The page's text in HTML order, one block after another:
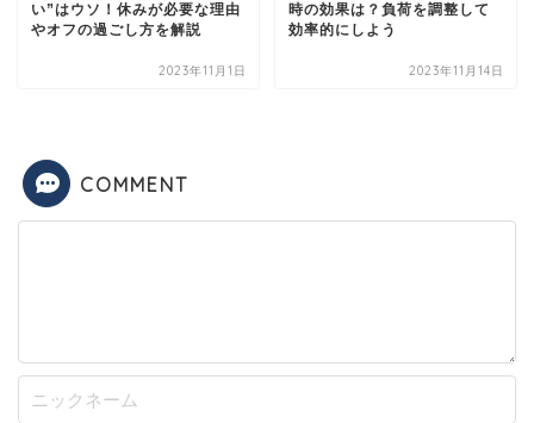
い”はウソ！休みが必要な理由
やオフの過ごし方を解説
2023年11月1日
時の効果は？負荷を調整して
効率的にしよう
2023年11月14日
COMMENT